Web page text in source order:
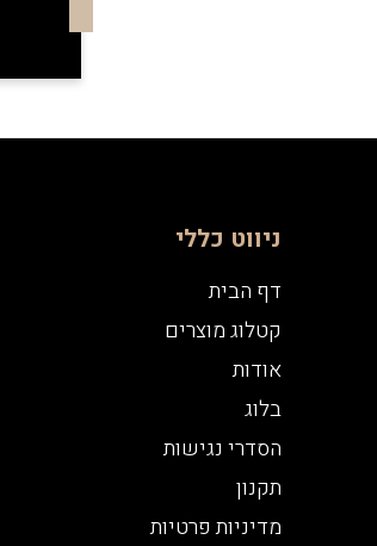
ניווט כללי
דף הבית
קטלוג מוצרים
אודות
בלוג
הסדרי נגישות
תקנון
מדיניות פרטיות